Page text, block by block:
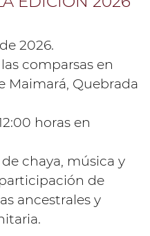
2026.
comparsas en
Maimará, Quebrada
horas en
chaya, música y
de
ancestrales y